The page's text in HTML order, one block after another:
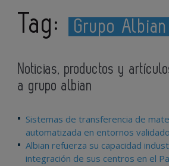
Tag: Grupo Albian
Noticias, productos y
a grupo albian
Sistemas de transferencia de
automatizada en entornos
Albian refuerza su capacidad
integración de sus centros en el